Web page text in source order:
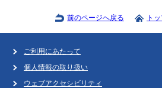
前のページへ戻る ト
ご利用にあたって
個人情報の取り扱い
ウェブアクセシビリティ